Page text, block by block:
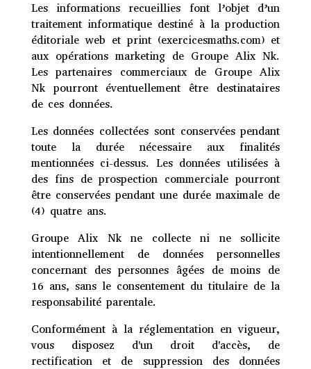
Les informations recueillies font l’objet d’un
traitement informatique destiné à la production
éditoriale web et print (exercicesmaths.com) et
aux opérations marketing de Groupe Alix Nk.
Les partenaires commerciaux de Groupe Alix
Nk pourront éventuellement être destinataires
de ces données.
Les données collectées sont conservées pendant
toute la durée nécessaire aux finalités
mentionnées ci-dessus. Les données utilisées à
des fins de prospection commerciale pourront
être conservées pendant une durée maximale de
(4) quatre ans.
Groupe Alix Nk ne collecte ni ne sollicite
intentionnellement de données personnelles
concernant des personnes âgées de moins de
16 ans, sans le consentement du titulaire de la
responsabilité parentale.
Conformément à la réglementation en vigueur,
vous disposez d'un droit d'accès, de
rectification et de suppression des données